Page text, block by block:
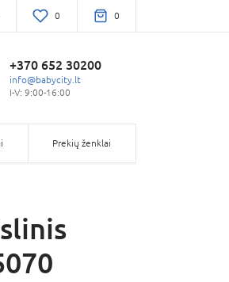
0 0
+370 652 30200
info@babycity.lt
I-V: 9:00-16:00
Prekių ženklai